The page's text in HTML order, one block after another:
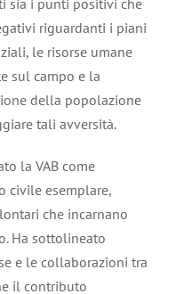
sia i punti positivi che
riguardanti i piani
le risorse umane
sul campo e la
della popolazione
tali avversità.
la VAB come
civile esemplare,
che incarnano
Ha sottolineato
e le collaborazioni tra
il contributo